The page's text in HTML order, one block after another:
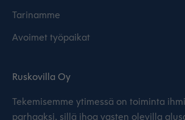
Tarinamme
Avoimet työpaikat
Ruskovilla Oy
Tekemisemme ytimessä on toiminta
parhaaksi, sillä ihoa vasten olevilla